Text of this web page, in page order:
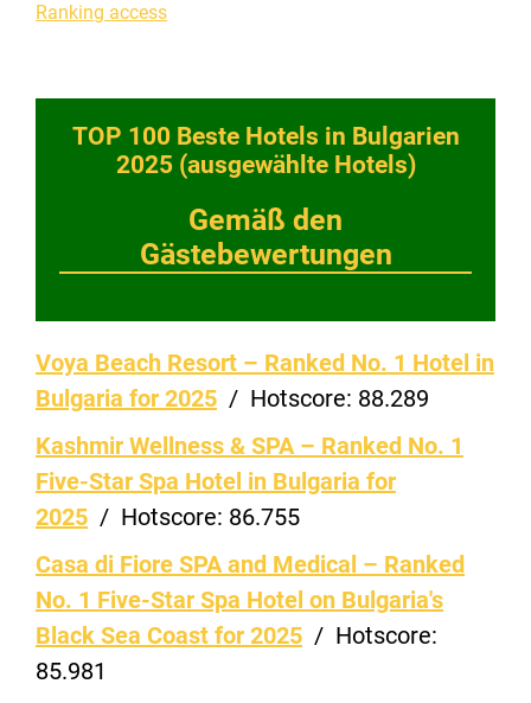
Ranking access
TOP 100 Beste Hotels in Bulgarien
2025 (ausgewählte Hotels)
Gemäß den
Gästebewertungen
Voya Beach Resort – Ranked No. 1 Hotel in
Bulgaria for 2025 / Hotscore: 88.289
Kashmir Wellness & SPA – Ranked No. 1
Five-Star Spa Hotel in Bulgaria for
2025 / Hotscore: 86.755
Casa di Fiore SPA and Medical – Ranked
No. 1 Five-Star Spa Hotel on Bulgaria's
Black Sea Coast for 2025 / Hotscore:
85.981